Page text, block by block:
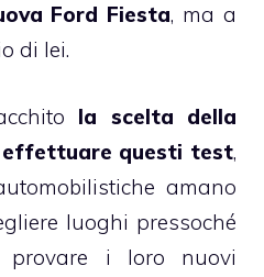
Ford Fiesta, ma a
di lei.
la scelta della
effettuare questi test,
amano
luoghi pressoché
provare i loro nuovi